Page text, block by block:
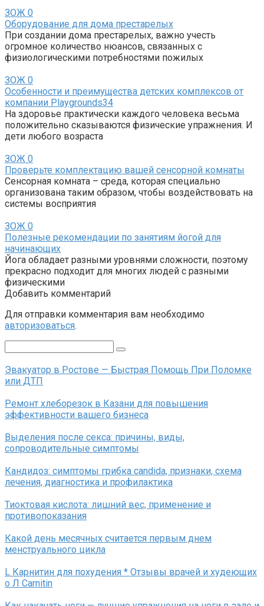
ЗОЖ 0
Оборудование для дома престарелых
При создании дома престарелых, важно учесть
огромное количество нюансов, связанных с
физиологическими потребностями пожилых
ЗОЖ 0
Особенности и преимущества детских комплексов от
компании Playgrounds34
На здоровье практически каждого человека весьма
положительно сказываются физические упражнения. И
дети любого возраста
ЗОЖ 0
Проверьте комплектацию вашей сенсорной комнаты
Сенсорная комната – среда, которая специально
организована таким образом, чтобы воздействовать на
системы восприятия
ЗОЖ 0
Полезные рекомендации по занятиям йогой для
начинающих
Йога обладает разными уровнями сложности, поэтому
прекрасно подходит для многих людей с разными
физическими
Добавить комментарий
Для отправки комментария вам необходимо
авторизоваться.
Эвакуатор в Ростове — Быстрая Помощь При Поломке
или ДТП
Ремонт хлеборезок в Казани для повышения
эффективности вашего бизнеса
Выделения после секса: причины, виды,
сопроводительные симптомы
Кандидоз: симптомы грибка candida, признаки, схема
лечения, диагностика и профилактика
Тиоктовая кислота: лишний вес, применение и
противопоказания
Какой день месячных считается первым днем
менструального цикла
L Карнитин для похудения * Отзывы врачей и худеющих
о Л Carnitin